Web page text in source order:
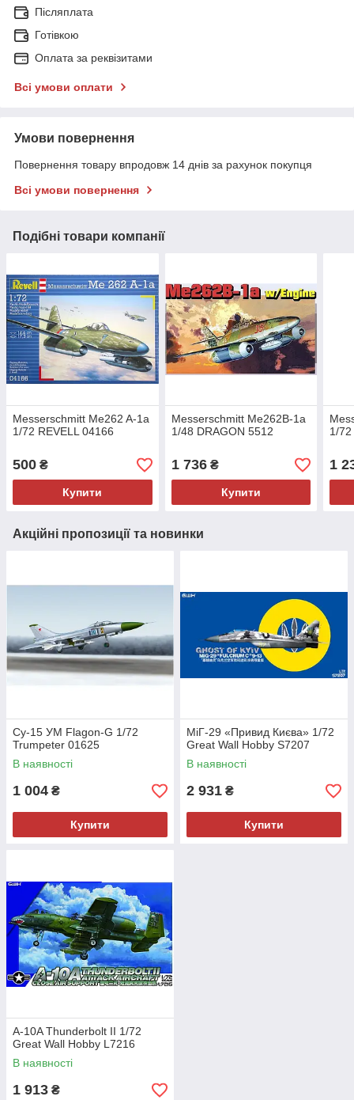
Післяплата
Готівкою
Оплата за реквізитами
Всі умови оплати
Умови повернення
Повернення товару впродовж 14 днів за рахунок покупця
Всі умови повернення
Подібні товари компанії
Messerschmitt Me262 A-1a
1/72 REVELL 04166
500 ₴
Купити
Messerschmitt Me262B-1a
1/48 DRAGON 5512
1 736₴
Купити
1/
1
Акційні пропозиції та новинки
Су-15 УМ Flagon-G 1/72
Trumpeter 01625
В наявності
1 004 ₴
Купити
МіГ-29 «Привид Києва» 1/72
Great Wall Hobby S7207
В наявності
2 931 ₴
Купити
A-10A Thunderbolt II 1/72
Great Wall Hobby L7216
В наявності
1 913 ₴